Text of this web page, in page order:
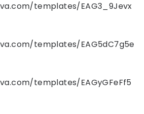
templates/EAG3_9Jevx
templates/EAG5dC7g5e
templates/EAGyGFeFf5